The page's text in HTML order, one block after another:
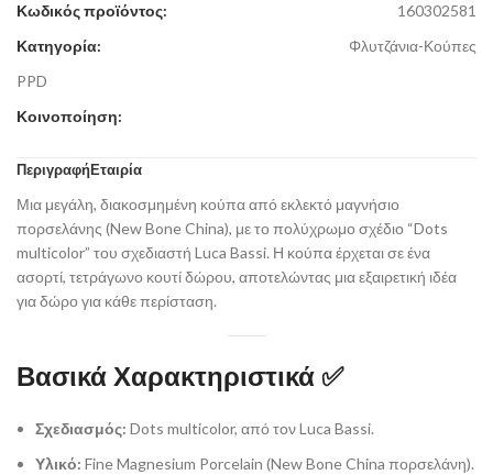
Κωδικός προϊόντος:
160302581
Κατηγορία:
Φλυτζάνια-Κούπες
PPD
Κοινοποίηση:
ΠεριγραφήΕταιρία
Μια μεγάλη, διακοσμημένη κούπα από εκλεκτό μαγνήσιο
πορσελάνης (New Bone China), με το πολύχρωμο σχέδιο “Dots
multicolor” του σχεδιαστή Luca Bassi. Η κούπα έρχεται σε ένα
ασορτί, τετράγωνο κουτί δώρου, αποτελώντας μια εξαιρετική ιδέα
για δώρο για κάθε περίσταση.
Βασικά Χαρακτηριστικά ✅
Σχεδιασμός: Dots multicolor, από τον Luca Bassi.
Υλικό: Fine Magnesium Porcelain (New Bone China πορσελάνη).